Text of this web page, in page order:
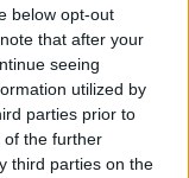
below opt-out
that after your
seeing
utilized by
parties prior to
of the further
third parties on the